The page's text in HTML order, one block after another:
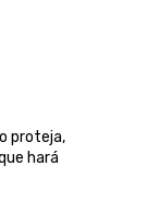
proteja,
hará